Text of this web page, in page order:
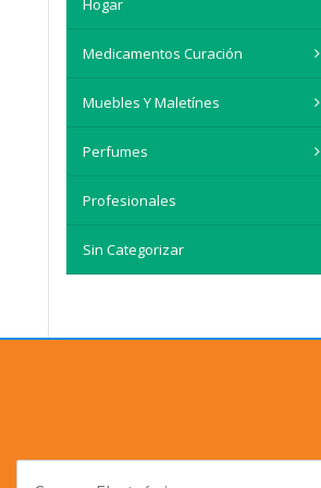
Hogar
Medicamentos Curación
Muebles Y Maletínes
Perfumes
Profesionales
Sin Categorizar